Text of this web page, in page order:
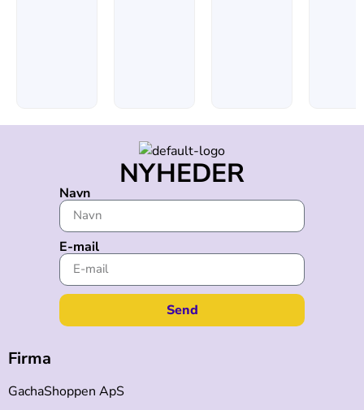
NYHEDER
Navn
E-mail
Send
Firma
GachaShoppen ApS